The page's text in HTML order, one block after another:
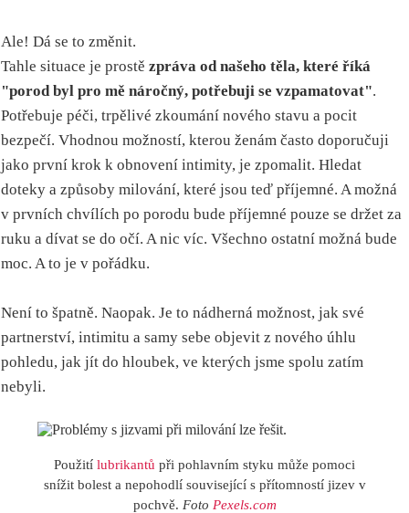
Ale! Dá se to změnit.
Tahle situace je prostě zpráva od našeho těla, které říká
"porod byl pro mě náročný, potřebuji se vzpamatovat".
Potřebuje péči, trpělivé zkoumání nového stavu a pocit
bezpečí. Vhodnou možností, kterou ženám často doporučuji
jako první krok k obnovení intimity, je zpomalit. Hledat
doteky a způsoby milování, které jsou teď příjemné. A možná
v prvních chvílích po porodu bude příjemné pouze se držet za
ruku a dívat se do očí. A nic víc. Všechno ostatní možná bude
moc. A to je v pořádku.
Není to špatně. Naopak. Je to nádherná možnost, jak své
partnerství, intimitu a samy sebe objevit z nového úhlu
pohledu, jak jít do hloubek, ve kterých jsme spolu zatím
nebyli.
Použití lubrikantů při pohlavním styku může pomoci
snížit bolest a nepohodlí související s přítomností jizev v
pochvě. Foto Pexels.com